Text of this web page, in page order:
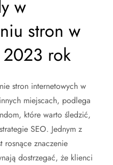
w
stron w
2023 rok
stron internetowych w
miejscach, podlega
które warto śledzić,
SEO. Jednym z
rosnące znaczenie
dostrzegać, że klienci